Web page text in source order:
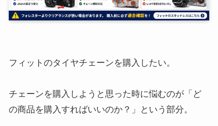
フィットのタイヤチェーンを購入したい。
チェーンを購入しようと思った時に悩むのが「ど
の商品を購入すればいいのか？」という部分。